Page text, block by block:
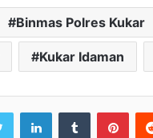
Binmas Polres Kukar
Kukar Idaman